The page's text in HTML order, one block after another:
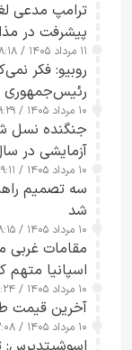
پیشرفت در
۱۱ مرداد ۱۴۰۵ / ۰۸:۱۸
روبیو: فکر
رئیس‌جمهوری
کسی که واقعاً
۱۰ مرداد ۱۴۰۵ / ۱۹:۲۹
آزمایشی در سال ۲۰۲۸ انجام
۱۰ مرداد ۱۴۰۵ / ۱۹:۱۱
سه تصمیم
شد
۱۰ مرداد ۱۴۰۵ / ۱۸:۱۵
مقامات غربی
اسپانیا متهم
۱۰ مرداد ۱۴۰۵ / ۱۵:۲۴
آخرین قیمت طلا،
۱۰ مرداد ۱۴۰۵ / ۱۳:۰۸